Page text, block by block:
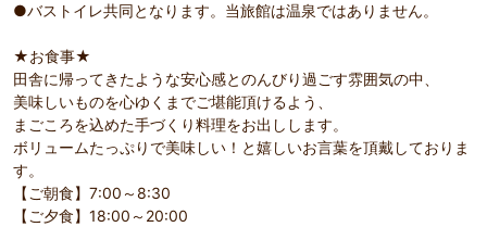
●バストイレ共同となります。当旅館は温泉ではありません。
★お食事★
田舎に帰ってきたような安心感とのんびり過ごす雰囲気の中、
美味しいものを心ゆくまでご堪能頂けるよう、
まごころを込めた手づくり料理をお出しします。
ボリュームたっぷりで美味しい！と嬉しいお言葉を頂戴しておりま
す。
【ご朝食】7:00～8:30
【ご夕食】18:00～20:00